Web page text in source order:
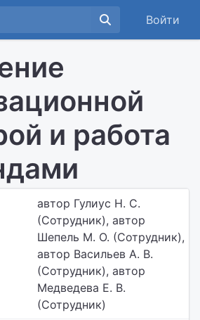
Войти
и работа
автор Гулиус Н. С.
(Сотрудник), автор
Шепель М. О. (Сотрудник),
автор Васильев А. В.
(Сотрудник), автор
Медведева Е. В.
(Сотрудник)